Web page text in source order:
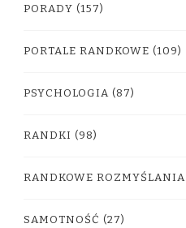
PORADY (157)
PORTALE RANDKOWE (109)
PSYCHOLOGIA (87)
RANDKI (98)
RANDKOWE ROZMYŚLANIA
SAMOTNOŚĆ (27)